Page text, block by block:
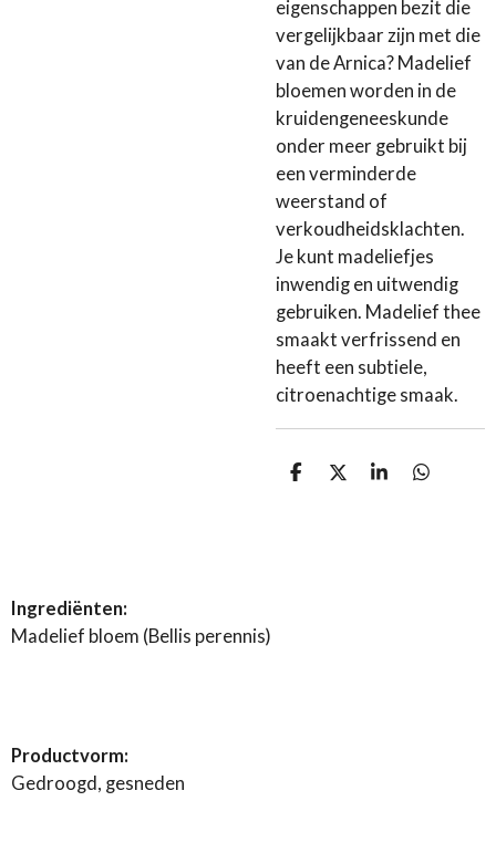
eigenschappen bezit die
vergelijkbaar zijn met die
van de Arnica? Madelief
bloemen worden in de
kruidengeneeskunde
onder meer gebruikt bij
een verminderde
weerstand of
verkoudheidsklachten.
Je kunt madeliefjes
inwendig en uitwendig
gebruiken. Madelief thee
smaakt verfrissend en
heeft een subtiele,
citroenachtige smaak.
D
D
S
D
Ingrediënten:
Madelief bloem (Bellis perennis)
Productvorm:
Gedroogd, gesneden